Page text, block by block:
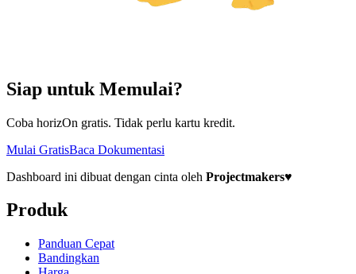
Siap untuk Memulai?
Coba horizOn gratis. Tidak perlu kartu kredit.
Mulai GratisBaca Dokumentasi
Dashboard ini dibuat dengan cinta oleh Projectmakers♥
Produk
Panduan Cepat
Bandingkan